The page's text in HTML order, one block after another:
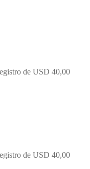
de USD 40,00
de USD 40,00